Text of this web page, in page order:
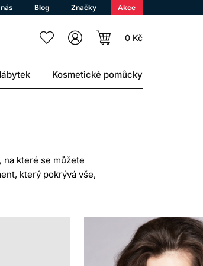
Blog Značky Akce
0 Kč
Kosmetické pomůcky
které se můžete
který pokrývá vše,
pro moderní
Ať už hledáte